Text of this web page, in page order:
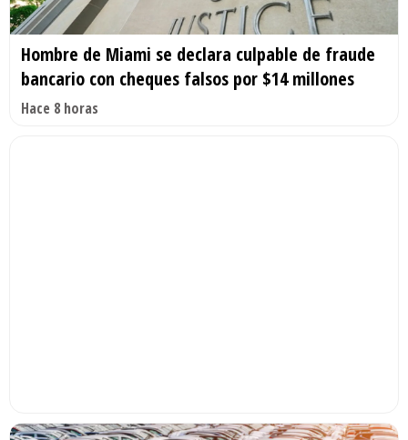
Hombre de Miami se declara culpable de fraude
bancario con cheques falsos por $14 millones
Hace 8 horas